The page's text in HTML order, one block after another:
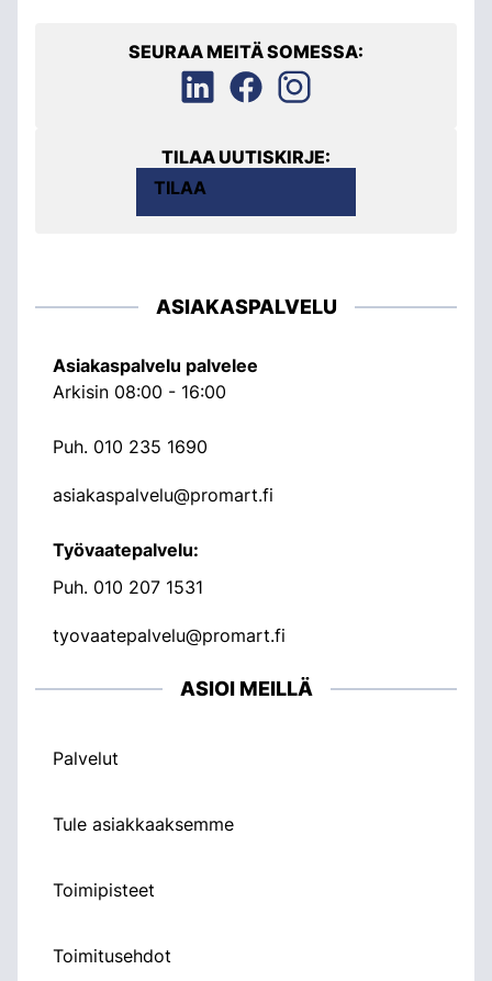
SEURAA MEITÄ SOMESSA:
TILAA UUTISKIRJE:
TILAA
ASIAKASPALVELU
Asiakaspalvelu palvelee
Arkisin 08:00 - 16:00
Puh. 010 235 1690
asiakaspalvelu@promart.fi
Työvaatepalvelu:
Puh. 010 207 1531
tyovaatepalvelu@promart.fi
ASIOI MEILLÄ
Palvelut
Tule asiakkaaksemme
Toimipisteet
Toimitusehdot